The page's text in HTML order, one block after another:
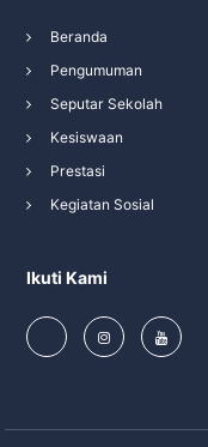
Beranda
Pengumuman
Seputar Sekolah
Kesiswaan
Prestasi
Kegiatan Sosial
Ikuti Kami